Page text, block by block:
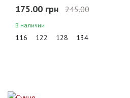
175.00 грн 245.00
В наличии
116 122 128 134